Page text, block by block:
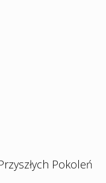
Pokoleń